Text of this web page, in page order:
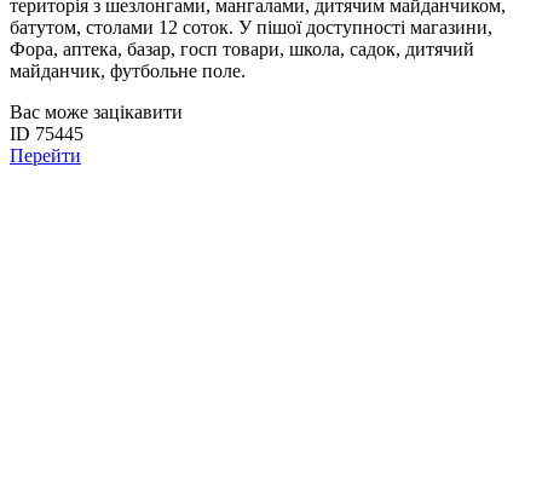
територія з шезлонгами, мангалами, дитячим майданчиком,
батутом, столами 12 соток. У пішої доступності магазини,
Фора, аптека, базар, госп товари, школа, садок, дитячий
майданчик, футбольне поле.
Вас може зацікавити
ID 75445
Перейти